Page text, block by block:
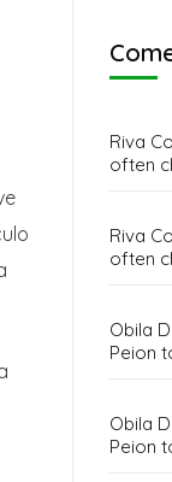
Riva
often
Riva
often
Obila
Peion
Obila
Peion